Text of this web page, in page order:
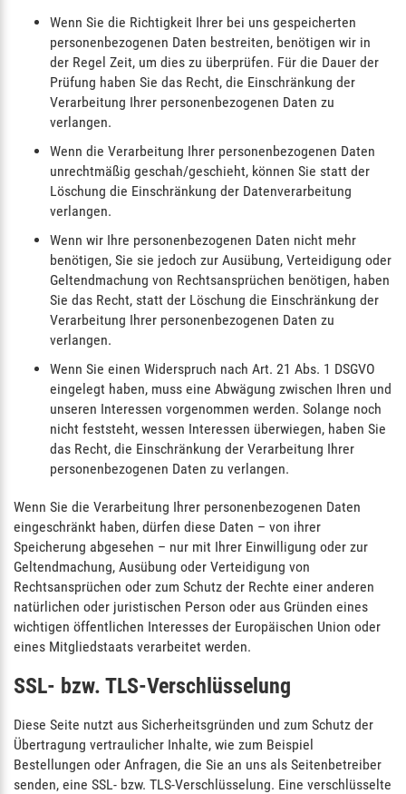
Wenn Sie die Richtigkeit Ihrer bei uns gespeicherten
personenbezogenen Daten bestreiten, benötigen wir in
der Regel Zeit, um dies zu überprüfen. Für die Dauer der
Prüfung haben Sie das Recht, die Einschränkung der
Verarbeitung Ihrer personenbezogenen Daten zu
verlangen.
Wenn die Verarbeitung Ihrer personenbezogenen Daten
unrechtmäßig geschah/geschieht, können Sie statt der
Löschung die Einschränkung der Datenverarbeitung
verlangen.
Wenn wir Ihre personenbezogenen Daten nicht mehr
benötigen, Sie sie jedoch zur Ausübung, Verteidigung oder
Geltendmachung von Rechtsansprüchen benötigen, haben
Sie das Recht, statt der Löschung die Einschränkung der
Verarbeitung Ihrer personenbezogenen Daten zu
verlangen.
Wenn Sie einen Widerspruch nach Art. 21 Abs. 1 DSGVO
eingelegt haben, muss eine Abwägung zwischen Ihren und
unseren Interessen vorgenommen werden. Solange noch
nicht feststeht, wessen Interessen überwiegen, haben Sie
das Recht, die Einschränkung der Verarbeitung Ihrer
personenbezogenen Daten zu verlangen.
Wenn Sie die Verarbeitung Ihrer personenbezogenen Daten
eingeschränkt haben, dürfen diese Daten – von ihrer
Speicherung abgesehen – nur mit Ihrer Einwilligung oder zur
Geltendmachung, Ausübung oder Verteidigung von
Rechtsansprüchen oder zum Schutz der Rechte einer anderen
natürlichen oder juristischen Person oder aus Gründen eines
wichtigen öffentlichen Interesses der Europäischen Union oder
eines Mitgliedstaats verarbeitet werden.
SSL- bzw. TLS-Verschlüsselung
Diese Seite nutzt aus Sicherheitsgründen und zum Schutz der
Übertragung vertraulicher Inhalte, wie zum Beispiel
Bestellungen oder Anfragen, die Sie an uns als Seitenbetreiber
senden, eine SSL- bzw. TLS-Verschlüsselung. Eine verschlüsselte